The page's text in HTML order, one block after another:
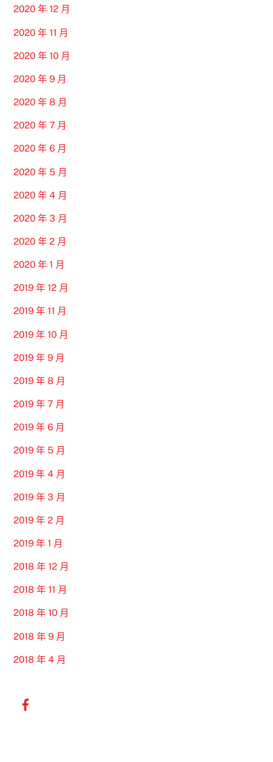
2020 年 12 月
2020 年 11 月
2020 年 10 月
2020 年 9 月
2020 年 8 月
2020 年 7 月
2020 年 6 月
2020 年 5 月
2020 年 4 月
2020 年 3 月
2020 年 2 月
2020 年 1 月
2019 年 12 月
2019 年 11 月
2019 年 10 月
2019 年 9 月
2019 年 8 月
2019 年 7 月
2019 年 6 月
2019 年 5 月
2019 年 4 月
2019 年 3 月
2019 年 2 月
2019 年 1 月
2018 年 12 月
2018 年 11 月
2018 年 10 月
2018 年 9 月
2018 年 4 月